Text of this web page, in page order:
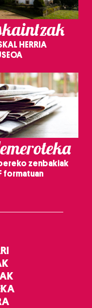
HERRIA
zenbakiak
formatuan